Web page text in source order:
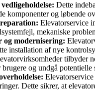
Dette
komponenter og løbende
Elevatorservice
mekaniske
og modernisering:
installation af nye
tilbyder
og undgå potentielle
Dette sikrer, at